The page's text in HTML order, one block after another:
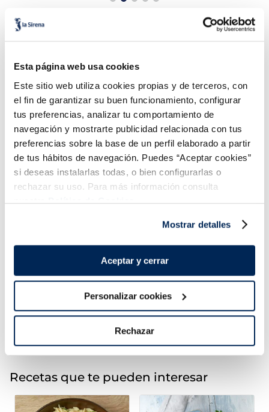
Esta página web usa cookies
Este sitio web utiliza cookies propias y de terceros, con
el fin de garantizar su buen funcionamiento, configurar
tus preferencias, analizar tu comportamiento de
navegación y mostrarte publicidad relacionada con tus
preferencias sobre la base de un perfil elaborado a partir
de tus hábitos de navegación. Puedes “Aceptar cookies”
si deseas instalarlas todas, o bien configurarlas o
rechazar su uso. Para más información consulta
nuestraPolítica de Cookies.
Mostrar detalles
Aceptar y cerrar
Personalizar cookies
Rechazar
Combina-ho i fes un menú de 10!
Pack 4 un
Añadir
Filets de llobarro
Recetas que te pueden interesar